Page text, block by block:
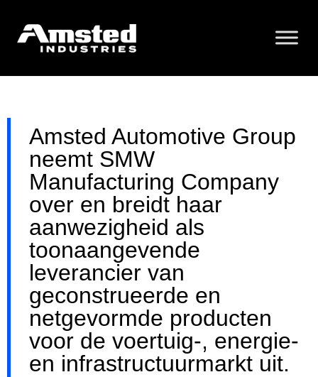
Amsted Automotive Group
neemt SMW
Manufacturing Company
over en breidt haar
aanwezigheid als
toonaangevende
leverancier van
geconstrueerde en
netgevormde producten
voor de voertuig-, energie-
en infrastructuurmarkt uit.